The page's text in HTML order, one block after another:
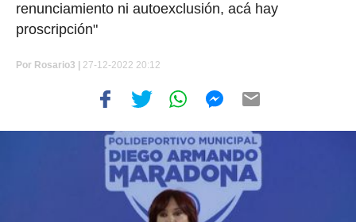
renunciamiento ni autoexclusión, acá hay
proscripción"
Por Rosario3 | 27-12-2022 20:12